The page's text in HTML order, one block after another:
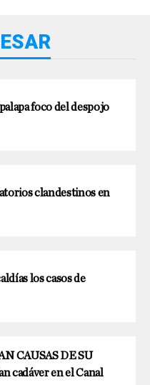
foco del despojo
clandestinos en
los casos de
CAUSAS DE SU
cadáver en el Canal